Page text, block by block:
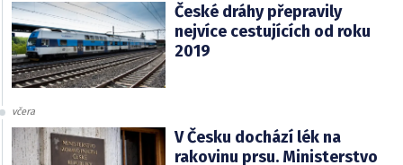
České dráhy přepravily
nejvíce cestujících od roku
2019
včera
V Česku dochází lék na
rakovinu prsu. Ministerstvo